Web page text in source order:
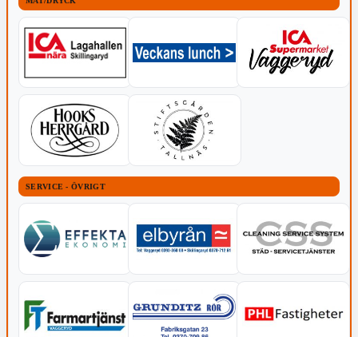
SERVICE - ÖVRIGT